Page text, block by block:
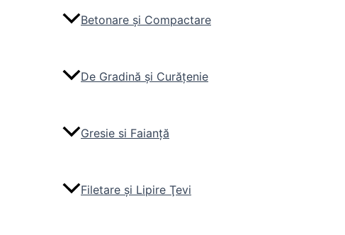
Betonare și Compactare
De Gradină și Curăţenie
Gresie si Faianţă
Filetare și Lipire Ţevi